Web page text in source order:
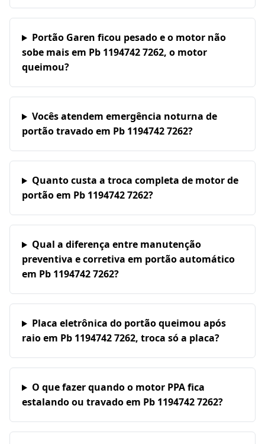
Portão Garen ficou pesado e o motor não
sobe mais em Pb 1194742 7262, o motor
queimou?
Vocês atendem emergência noturna de
portão travado em Pb 1194742 7262?
Quanto custa a troca completa de motor de
portão em Pb 1194742 7262?
Qual a diferença entre manutenção
preventiva e corretiva em portão automático
em Pb 1194742 7262?
Placa eletrônica do portão queimou após
raio em Pb 1194742 7262, troca só a placa?
O que fazer quando o motor PPA fica
estalando ou travado em Pb 1194742 7262?